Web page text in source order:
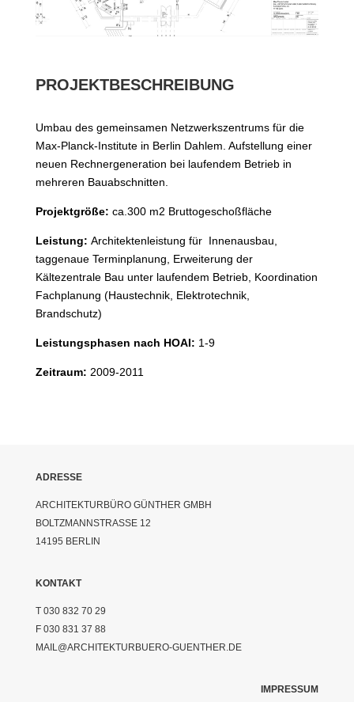
PROJEKTBESCHREIBUNG
Umbau des gemeinsamen Netzwerkszentrums für die
Max-Planck-Institute in Berlin Dahlem. Aufstellung einer
neuen Rechnergeneration bei laufendem Betrieb in
mehreren Bauabschnitten.
Projektgröße: ca.300 m2 Bruttogeschoßfläche
Leistung: Architektenleistung für Innenausbau,
taggenaue Terminplanung, Erweiterung der
Kältezentrale Bau unter laufendem Betrieb, Koordination
Fachplanung (Haustechnik, Elektrotechnik,
Brandschutz)
Leistungsphasen nach HOAI: 1-9
Zeitraum: 2009-2011
ADRESSE
ARCHITEKTURBÜRO GÜNTHER GMBH
BOLTZMANNSTRASSE 12
14195 BERLIN
KONTAKT
T 030 832 70 29
F 030 831 37 88
MAIL@ARCHITEKTURBUERO-GUENTHER.DE
IMPRESSUM